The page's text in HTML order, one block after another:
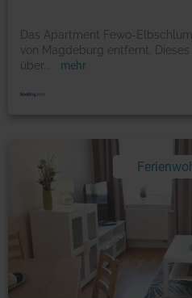
Das Apartment Fewo-
von Magdeburg entfernt.
über
mehr